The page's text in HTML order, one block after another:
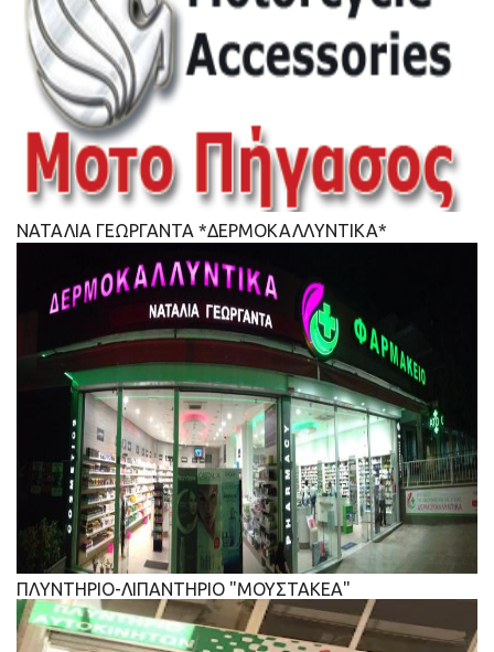
ΝΑΤΑΛΙΑ ΓΕΩΡΓΑΝΤΑ *ΔΕΡΜΟΚΑΛΛΥΝΤΙΚΑ*
ΠΛΥΝΤΗΡΙΟ-ΛΙΠΑΝΤΗΡΙΟ "ΜΟΥΣΤΑΚΕΑ"